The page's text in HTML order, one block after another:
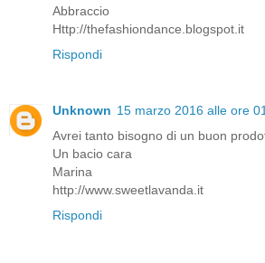
Abbraccio
Http://thefashiondance.blogspot.it
Rispondi
Unknown 15 marzo 2016 alle ore
Avrei tanto bisogno di un buon
Un bacio cara
Marina
http://www.sweetlavanda.it
Rispondi